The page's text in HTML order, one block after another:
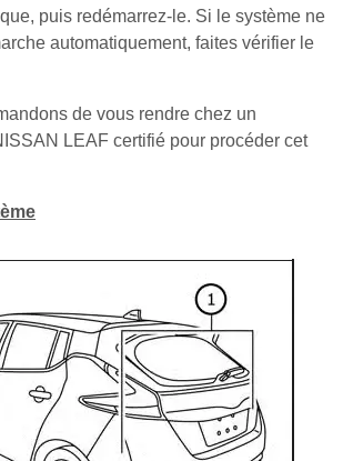
puis redémarrez-le. Si le système ne
automatiquement, faites vérifier le
de vous rendre chez un
LEAF certifié pour procéder cet